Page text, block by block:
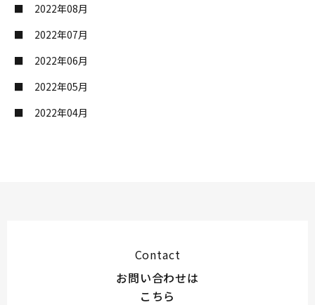
2022年08月
2022年07月
2022年06月
2022年05月
2022年04月
Contact
お問い合わせは
こちら